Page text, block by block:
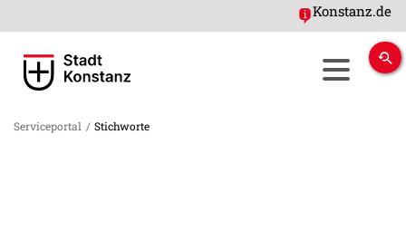
Konstanz.de
Serviceportal / Stichworte